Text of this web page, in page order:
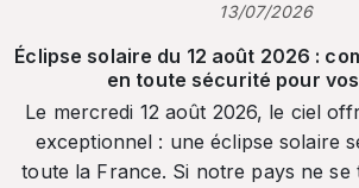
13/07/2026
Éclipse solaire du 12 août 2026 :
en toute sécurité pour
Le mercredi 12 août 2026, le ciel
exceptionnel : une éclipse solaire
toute la France. Si notre pays ne